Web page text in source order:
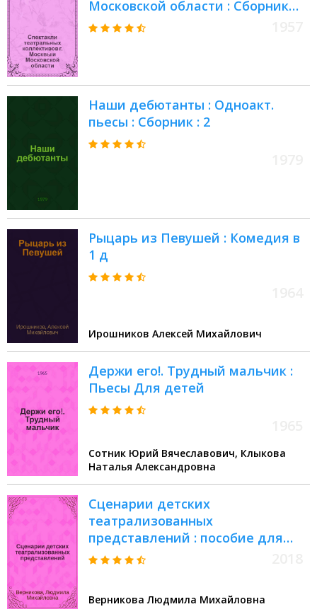
Московской области : Сборник
статей
Наши дебютанты : Одноакт.
пьесы : Сборник : 2
Рыцарь из Певушей : Комедия в
1 д
Ирошников Алексей Михайлович
Держи его!. Трудный мальчик :
Пьесы Для детей
Сотник Юрий Вячеславович, Клыкова
Наталья Александровна
Сценарии детских
театрализованных
представлений : пособие для
педагогов дополнительного
Верникова Людмила Михайловна